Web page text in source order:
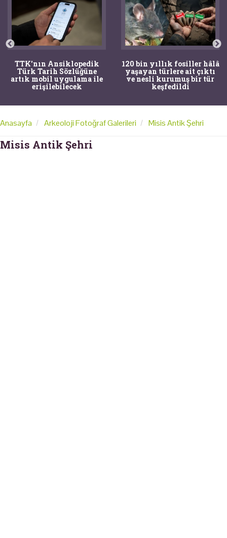
TTK'nın Ansiklopedik
Türk Tarih Sözlüğüne
artık mobil uygulama ile
erişilebilecek
120 bin yıllık fosiller hâlâ
yaşayan türlere ait çıktı
ve nesli kurumuş bir tür
keşfedildi
Anasayfa Arkeoloji Fotoğraf Galerileri Misis Antik Şehri
Misis Antik Şehri